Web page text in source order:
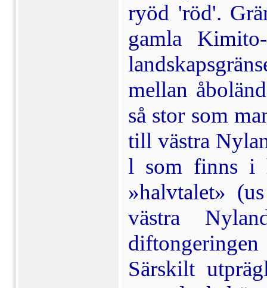
ryöd 'röd'.
gamla
mellan
så stor som
till västra
l som finns i
»halvtalet»
västra
Särskilt